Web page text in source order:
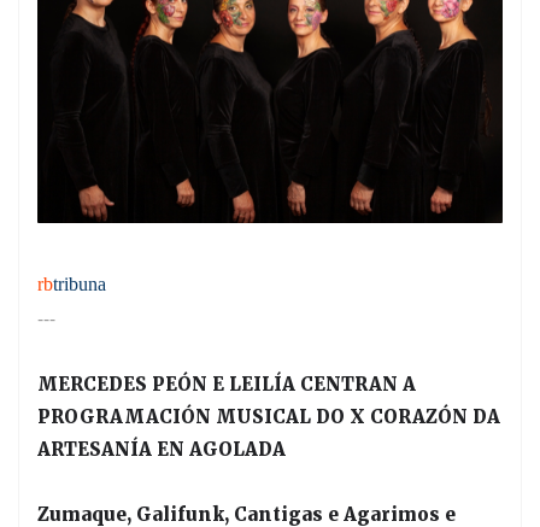
rbtribuna
---
MERCEDES PEÓN E LEILÍA CENTRAN A
PROGRAMACIÓN MUSICAL DO X CORAZÓN DA
ARTESANÍA EN AGOLADA
Zumaque, Galifunk, Cantigas e Agarimos e